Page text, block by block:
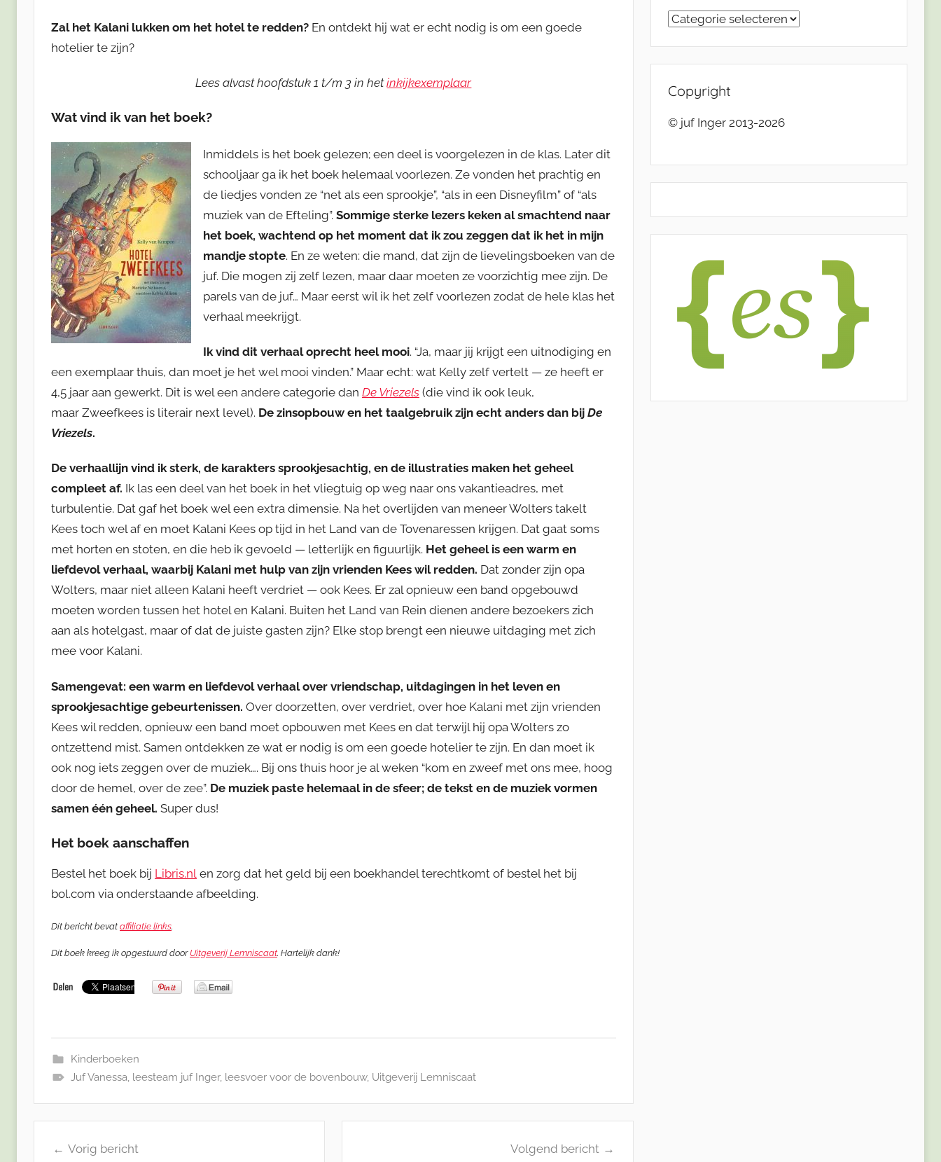
Zal het Kalani lukken om het hotel te redden? En ontdekt hij wat er echt nodig is om een goede
hotelier te zijn?
Lees alvast hoofdstuk 1 t/m 3 in hetinkijkexemplaar
Wat vind ik van het boek?
Inmiddels is het boek gelezen; een deel is voorgelezen in de klas. Later dit
schooljaar ga ik het boek helemaal voorlezen. Ze vonden het prachtig en
de liedjes vonden ze “net als een sprookje”, “als in een Disneyfilm” of “als
muziek van de Efteling”. Sommige sterke lezers keken al smachtend naar
het boek, wachtend op het moment dat ik zou zeggen dat ik het in mijn
mandje stopte. En ze weten: die mand, dat zijn de lievelingsboeken van de
juf. Die mogen zij zelf lezen, maar daar moeten ze voorzichtig mee zijn. De
parels van de juf… Maar eerst wil ik het zelf voorlezen zodat de hele klas het
verhaal meekrijgt.
Ik vind dit verhaal oprecht heel mooi. “Ja, maar jij krijgt een uitnodiging en
een exemplaar thuis, dan moet je het wel mooi vinden.” Maar echt: wat Kelly zelf vertelt — ze heeft er
4,5 jaar aan gewerkt. Dit is wel een andere categorie dan De Vriezels (die vind ik ook leuk,
maar Zweefkees is literair next level). De zinsopbouw en het taalgebruik zijn echt anders dan bij De
Vriezels.
De verhaallijn vind ik sterk, de karakters sprookjesachtig, en de illustraties maken het geheel
compleet af. Ik las een deel van het boek in het vliegtuig op weg naar ons vakantieadres, met
turbulentie. Dat gaf het boek wel een extra dimensie. Na het overlijden van meneer Wolters takelt
Kees toch wel af en moet Kalani Kees op tijd in het Land van de Tovenaressen krijgen. Dat gaat soms
met horten en stoten, en die heb ik gevoeld — letterlijk en figuurlijk. Het geheel is een warm en
liefdevol verhaal, waarbij Kalani met hulp van zijn vrienden Kees wil redden. Dat zonder zijn opa
Wolters, maar niet alleen Kalani heeft verdriet — ook Kees. Er zal opnieuw een band opgebouwd
moeten worden tussen het hotel en Kalani. Buiten het Land van Rein dienen andere bezoekers zich
aan als hotelgast, maar of dat de juiste gasten zijn? Elke stop brengt een nieuwe uitdaging met zich
mee voor Kalani.
Samengevat: een warm en liefdevol verhaal over vriendschap, uitdagingen in het leven en
sprookjesachtige gebeurtenissen. Over doorzetten, over verdriet, over hoe Kalani met zijn vrienden
Kees wil redden, opnieuw een band moet opbouwen met Kees en dat terwijl hij opa Wolters zo
ontzettend mist. Samen ontdekken ze wat er nodig is om een goede hotelier te zijn. En dan moet ik
ook nog iets zeggen over de muziek…. Bij ons thuis hoor je al weken “kom en zweef met ons mee, hoog
door de hemel, over de zee”. De muziek paste helemaal in de sfeer; de tekst en de muziek vormen
samen één geheel. Super dus!
Het boek aanschaffen
Bestel het boek bij Libris.nl en zorg dat het geld bij een boekhandel terechtkomt of bestel het bij
bol.com via onderstaande afbeelding.
Dit bericht bevat affiliatie links.
Dit boek kreeg ik opgestuurd door Uitgeverij Lemniscaat. Hartelijk dank!
Kinderboeken
Juf Vanessa, leesteam juf Inger, leesvoer voor de bovenbouw, Uitgeverij Lemniscaat
navigatie
Vorig bericht Volgend bericht
Categorieën
Copyright
© juf Inger 2013-2026